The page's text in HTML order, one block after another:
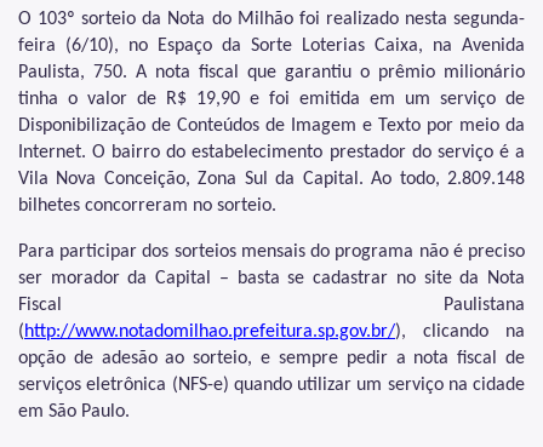
ITBI (Transmissão de Imóveis)
Multa IPTU (Obrigação Acessória)
Nota Fiscal Paulistana
Operações de Crédito
Parcelamento de Tributos
Pagamento de Tributos
Passo a passo em vídeo
Processos Administrativos
O 103º sorteio da Nota do Milhão foi realizado nesta segunda-
feira (6/10), no
Espaço da Sorte Loterias Caixa, na Avenida
Paulista, 750. A nota fiscal que garantiu o prêmio milionário
tinha o valor de R$ 19,90 e foi emitida em um serviço de
Disponibilização de Conteúdos de Imagem e Texto por meio da
Internet. O bairro do estabelecimento prestador do serviço é a
Vila Nova Conceição, Zona Sul da Capital. Ao todo, 2.809.148
bilhetes concorreram no sorteio.
Para participar dos sorteios mensais do programa não é preciso
ser morador da Capital – basta se cadastrar no site da Nota
Fiscal Paulistana
(http://www.notadomilhao.prefeitura.sp.gov.br/), clicando na
opção de adesão ao sorteio, e sempre pedir a nota fiscal de
serviços eletrônica (NFS-e) quando utilizar um serviço na cidade
em São Paulo.